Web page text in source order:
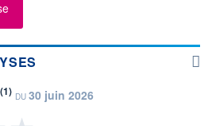
(1) DU 30 juin 2026